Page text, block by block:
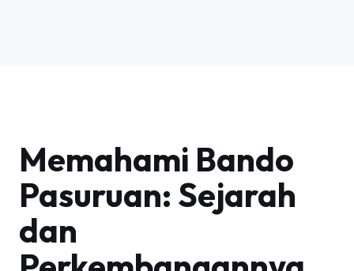
Memahami Bando
Pasuruan: Sejarah
dan